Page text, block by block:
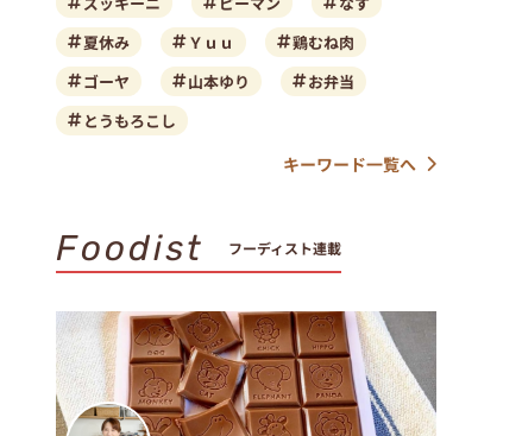
夏休み
Ｙｕｕ
鶏むね肉
ゴーヤ
山本ゆり
お弁当
とうもろこし
キーワード一覧へ
Foodist フーディスト連載